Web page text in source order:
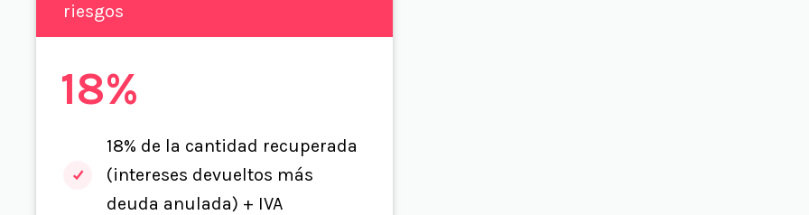
riesgos
18%
18% de la cantidad recuperada
(intereses devueltos más
deuda anulada) + IVA